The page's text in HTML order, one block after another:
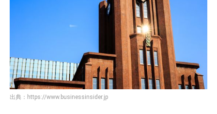
出典： https://www.businessinsider.jp